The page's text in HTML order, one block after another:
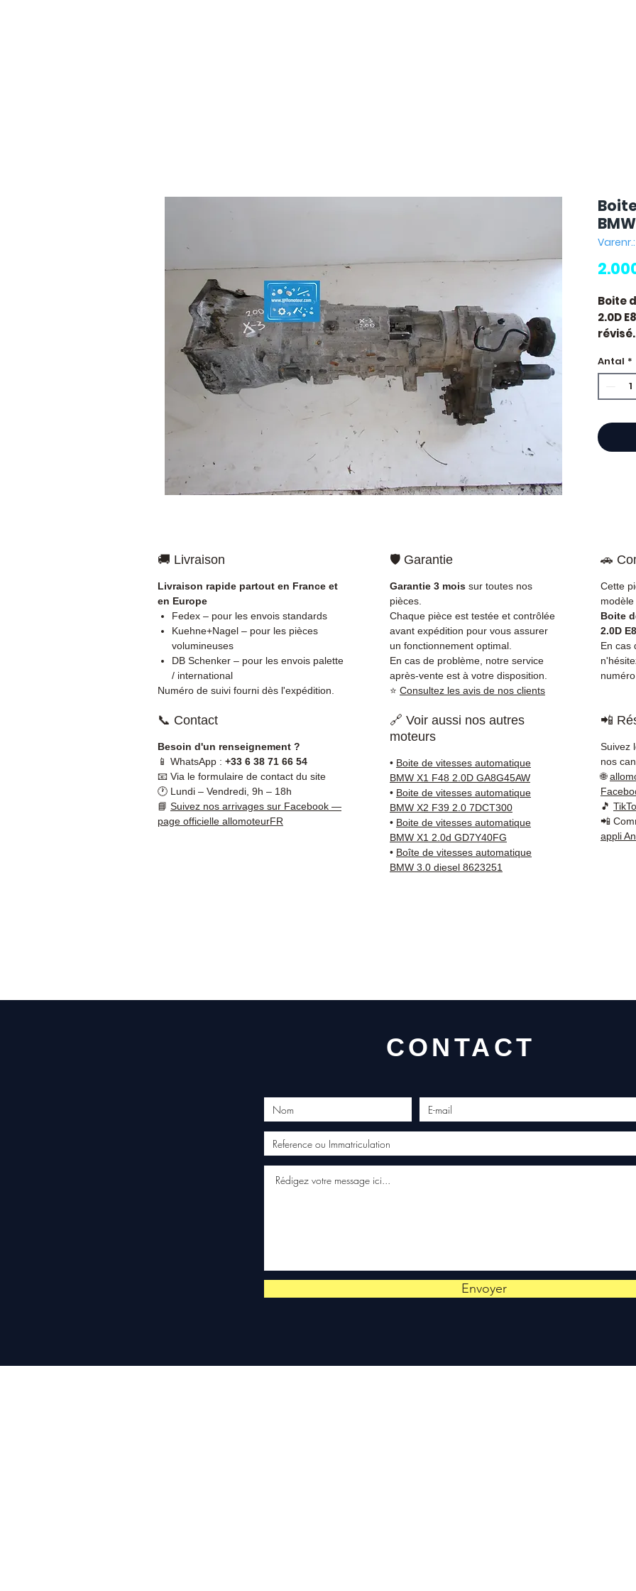
Boite
2.0D
moteur
est
sur
reste
+33 6
5 à 7
sur
en
Antal *
🚚 Livraison
Livraison rapide partout en France et
en Europe
Fedex – pour les envois standards
Kuehne+Nagel – pour les pièces
volumineuses
DB Schenker – pour les envois palette
/ international
Numéro de suivi fourni dès l'expédition.
🛡️ Garantie
Garantie 3 mois sur toutes nos
pièces.
Chaque pièce est testée et contrôlée
avant expédition pour vous assurer
un fonctionnement optimal.
En cas de problème, notre service
après-vente est à votre disposition.
⭐ Consultez les avis de nos clients
🚗
Cette
Boite
2.0D
En cas
📞 Contact
Besoin d'un renseignement ?
📱 WhatsApp : +33 6 38 71 66 54
📧 Via le formulaire de contact du site
🕐 Lundi – Vendredi, 9h – 18h
📘 Suivez nos arrivages sur Facebook —
page officielle allomoteurFR
🔗 Voir aussi nos autres
moteurs
• Boite de vitesses automatique
BMW X1 F48 2.0D GA8G45AW
• Boite de vitesses automatique
BMW X2 F39 2.0 7DCT300
• Boite de vitesses automatique
BMW X1 2.0d GD7Y40FG
• Boîte de vitesses automatique
BMW 3.0 diesel 8623251
📲
Suivez
nos
🌐
🎵
📲
appli
CONTACT
Envoyer